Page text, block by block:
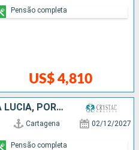
US$ 4,810
Pensão completa
COLOMBIA, ARUBA, SANTA LUCIA, PORTO RICO
Cartagena 02/12/2027
Pensão completa